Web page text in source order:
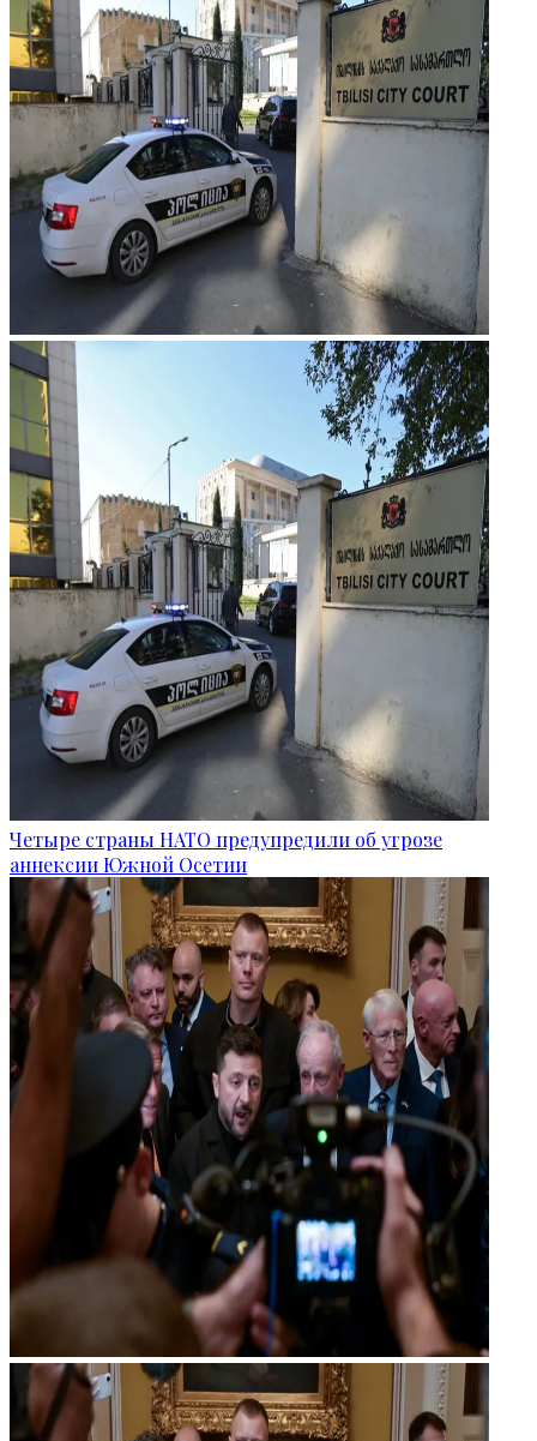
Четыре страны НАТО предупредили об угрозе
аннексии Южной Осетии